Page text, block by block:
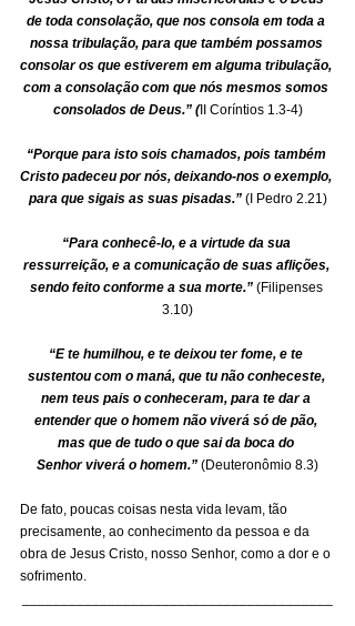
de toda consolação, que nos consola em toda a
nossa tribulação, para que também possamos
consolar os que estiverem em alguma tribulação,
com a consolação com que nós mesmos somos
consolados de Deus.” (II Coríntios 1.3-4)
“Porque para isto sois chamados, pois também
Cristo padeceu por nós, deixando-nos o exemplo,
para que sigais as suas pisadas.” (I Pedro 2.21)
“Para conhecê-lo, e a virtude da sua
ressurreição, e a comunicação de suas aflições,
sendo feito conforme a sua morte.” (Filipenses
3.10)
“E te humilhou, e te deixou ter fome, e te
sustentou com o maná, que tu não conheceste,
nem teus pais o conheceram, para te dar a
entender que o homem não viverá só de pão,
mas que de tudo o que sai da boca do
Senhor viverá o homem.” (Deuteronômio 8.3)
De fato, poucas coisas nesta vida levam, tão
precisamente, ao conhecimento da pessoa e da
obra de Jesus Cristo, nosso Senhor, como a dor e o
sofrimento.